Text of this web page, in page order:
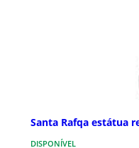
Santa Rafqa estátua
DISPONÍVEL